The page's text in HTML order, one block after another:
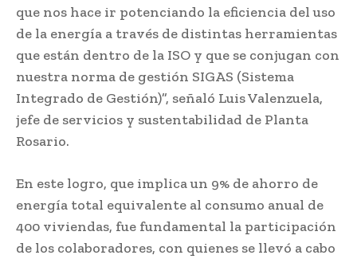
que nos hace ir potenciando la eficiencia del uso
de la energía a través de distintas herramientas
que están dentro de la ISO y que se conjugan con
nuestra norma de gestión SIGAS (Sistema
Integrado de Gestión)”, señaló Luis Valenzuela,
jefe de servicios y sustentabilidad de Planta
Rosario.
En este logro, que implica un 9% de ahorro de
energía total equivalente al consumo anual de
400 viviendas, fue fundamental la participación
de los colaboradores, con quienes se llevó a cabo